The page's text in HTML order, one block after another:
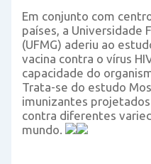
Em conjunto com
países, a Universidade
(UFMG) aderiu ao
vacina contra o vírus
capacidade do
Trata-se do estudo
imunizantes
contra diferentes
mundo.